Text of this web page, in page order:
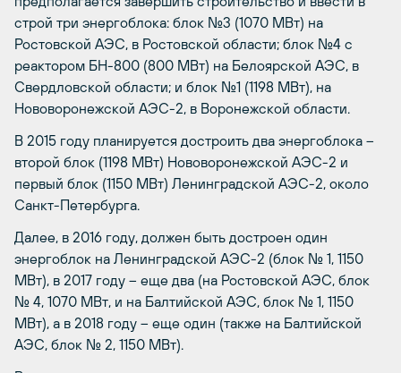
строй три энергоблока: блок №3 (1070 МВт) на
Ростовской АЭС, в Ростовской области; блок №4 с
реактором БН-800 (800 МВт) на Белоярской АЭС, в
Свердловской области; и блок №1 (1198 МВт), на
Нововоронежской АЭС-2, в Воронежской области.
В 2015 году планируется достроить два энергоблока –
второй блок (1198 МВт) Нововоронежской АЭС-2 и
первый блок (1150 МВт) Ленинградской АЭС-2, около
Санкт-Петербурга.
Далее, в 2016 году, должен быть достроен один
энергоблок на Ленинградской АЭС-2 (блок № 1, 1150
МВт), в 2017 году – еще два (на Ростовской АЭС, блок
№ 4, 1070 МВт, и на Балтийской АЭС, блок № 1, 1150
МВт), а в 2018 году – еще один (также на Балтийской
АЭС, блок № 2, 1150 МВт).